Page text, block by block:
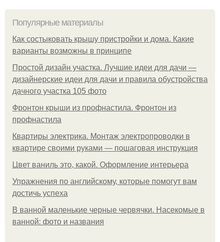
Популярные материалы
Как состыковать крышу пристройки и дома. Какие
варианты возможны в принципе
Простой дизайн участка. Лучшие идеи для дачи —
дизайнерские идеи для дачи и правила обустройства
дачного участка 105 фото
Фронтон крыши из профнастила. Фронтон из
профнастила
Квартиры электрика. Монтаж электропроводки в
квартире своими руками — пошаговая инструкция
Цвет ваниль это, какой. Оформление интерьера
Упражнения по английскому, которые помогут вам
достичь успеха
В ванной маленькие черные червячки. Насекомые в
ванной: фото и названия